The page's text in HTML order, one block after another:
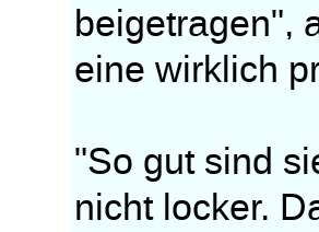
beigetragen",
eine wirklich
"So gut sind
nicht locker.